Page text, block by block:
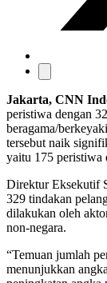
Jakarta, CNN
peristiwa dengan
beragama/
tersebut naik
yaitu 175 peristiwa
Direktur Eksekutif
329 tindakan
dilakukan oleh
non-negara.
“Temuan jumlah
menunjukkan